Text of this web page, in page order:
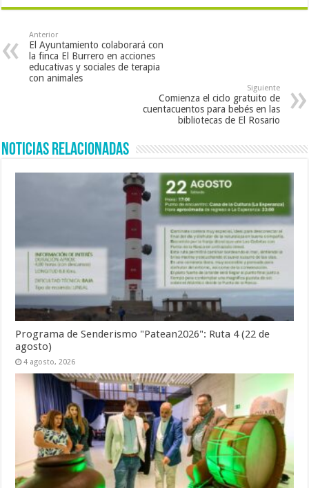
Anterior
El Ayuntamiento colaborará con
la finca El Burrero en acciones
educativas y sociales de terapia
con animales
Siguiente
Comienza el ciclo gratuito de
cuentacuentos para bebés en las
bibliotecas de El Rosario
Noticias Relacionadas
Programa de Senderismo "Patean2026": Ruta 4 (22 de
agosto)
4 agosto, 2026